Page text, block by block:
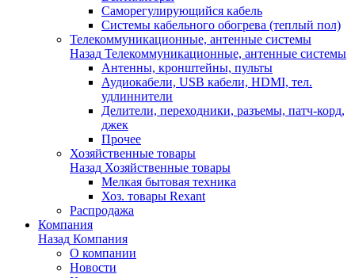
Саморегулирующийся кабель
Системы кабельного обогрева (теплый пол)
Телекоммуникационные, антенные системы
Назад Телекоммуникационные, антенные системы
Антенны, кронштейны, пульты
Аудиокабели, USB кабели, HDMI, тел.
удлиннители
Делители, переходники, разъемы, патч-корд,
джек
Прочее
Хозяйственные товары
Назад Хозяйственные товары
Мелкая бытовая техника
Хоз. товары Rexant
Распродажа
Компания
Назад Компания
О компании
Новости